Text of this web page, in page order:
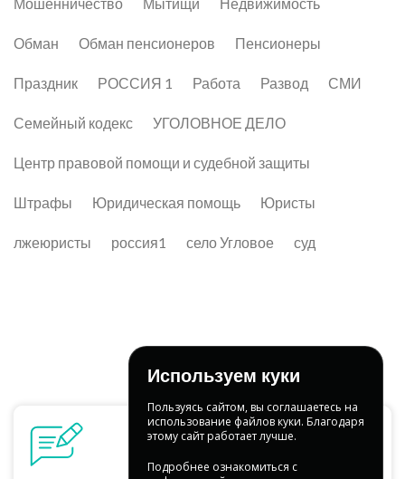
Обман Обман пенсионеров Пенсионеры
Праздник РОССИЯ 1 Работа Развод СМИ
Семейный кодекс УГОЛОВНОЕ ДЕЛО
Центр правовой помощи и судебной защиты
Штрафы Юридическая помощь Юристы
лжеюристы россия1 село Угловое суд
Используем куки
Пользуясь сайтом, вы соглашаетесь на
использование файлов куки. Благодаря
этому сайт работает лучше.
Подробнее ознакомиться с